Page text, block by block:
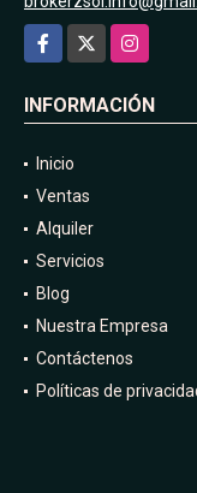
Facebook
Instagram
INFORMACIÓN
Inicio
Ventas
Alquiler
Servicios
Blog
Nuestra Empresa
Contáctenos
Políticas de